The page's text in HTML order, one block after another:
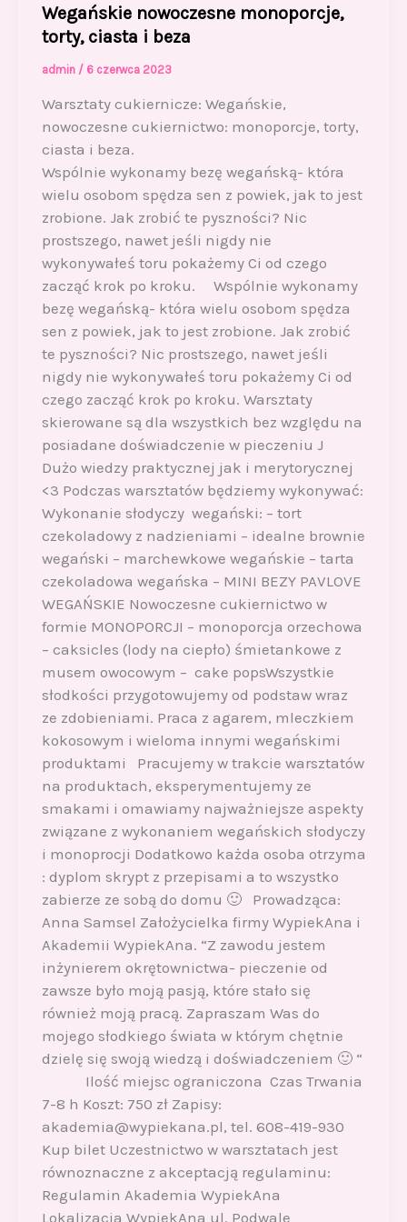
Wegańskie nowoczesne monoporcje,
torty, ciasta i beza
admin / 6 czerwca 2023
Warsztaty cukiernicze: Wegańskie,
nowoczesne cukiernictwo: monoporcje, torty,
ciasta i beza.
Wspólnie wykonamy bezę wegańską- która
wielu osobom spędza sen z powiek, jak to jest
zrobione. Jak zrobić te pyszności? Nic
prostszego, nawet jeśli nigdy nie
wykonywałeś toru pokażemy Ci od czego
zacząć krok po kroku. Wspólnie wykonamy
bezę wegańską- która wielu osobom spędza
sen z powiek, jak to jest zrobione. Jak zrobić
te pyszności? Nic prostszego, nawet jeśli
nigdy nie wykonywałeś toru pokażemy Ci od
czego zacząć krok po kroku. Warsztaty
skierowane są dla wszystkich bez względu na
posiadane doświadczenie w pieczeniu J
Dużo wiedzy praktycznej jak i merytorycznej
<3 Podczas warsztatów będziemy wykonywać:
Wykonanie słodyczy wegański: – tort
czekoladowy z nadzieniami – idealne brownie
wegański – marchewkowe wegańskie – tarta
czekoladowa wegańska – MINI BEZY PAVLOVE
WEGAŃSKIE Nowoczesne cukiernictwo w
formie MONOPORCJI – monoporcja orzechowa
– caksicles (lody na ciepło) śmietankowe z
musem owocowym – cake popsWszystkie
słodkości przygotowujemy od podstaw wraz
ze zdobieniami. Praca z agarem, mleczkiem
kokosowym i wieloma innymi wegańskimi
produktami Pracujemy w trakcie warsztatów
na produktach, eksperymentujemy ze
smakami i omawiamy najważniejsze aspekty
związane z wykonaniem wegańskich słodyczy
i monoprocji Dodatkowo każda osoba otrzyma
: dyplom skrypt z przepisami a to wszystko
zabierze ze sobą do domu 🙂 Prowadząca:
Anna Samsel Założycielka firmy WypiekAna i
Akademii WypiekAna. “Z zawodu jestem
inżynierem okrętownictwa- pieczenie od
zawsze było moją pasją, które stało się
również moją pracą. Zapraszam Was do
mojego słodkiego świata w którym chętnie
dzielę się swoją wiedzą i doświadczeniem 🙂 “
Ilość miejsc ograniczona Czas Trwania
7-8 h Koszt: 750 zł Zapisy:
akademia@wypiekana.pl, tel. 608-419-930
Kup bilet Uczestnictwo w warsztatach jest
równoznaczne z akceptacją regulaminu:
Regulamin Akademia WypiekAna
Lokalizacja WypiekAna ul. Podwale